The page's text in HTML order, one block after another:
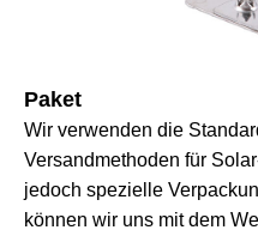
Paket
Wir verwenden die
Versandmethoden für
jedoch spezielle
können wir uns mit dem